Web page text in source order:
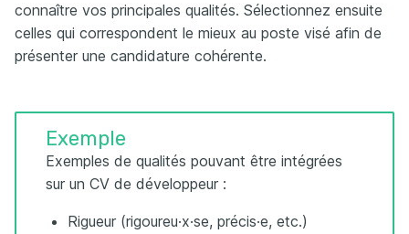
connaître vos principales qualités. Sélectionnez ensuite
celles qui correspondent le mieux au poste visé afin de
présenter une candidature cohérente.
Exemple
Exemples de qualités pouvant être intégrées
sur un CV de développeur :
Rigueur (rigoureu·x·se, précis·e, etc.)